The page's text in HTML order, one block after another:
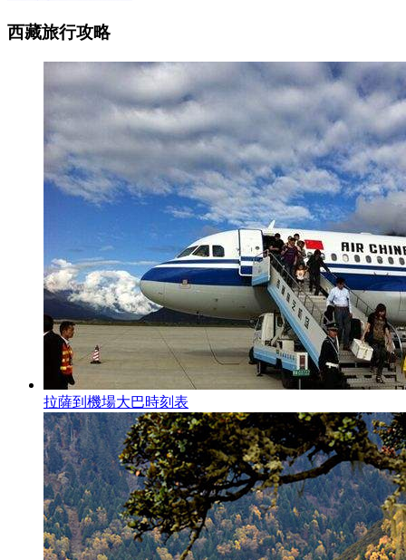
西藏旅行攻略
拉薩到機場大巴時刻表